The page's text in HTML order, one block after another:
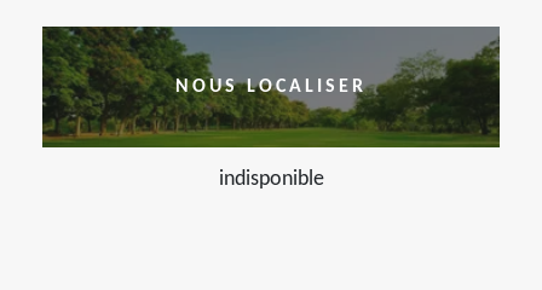
NOUS LOCALISER
indisponible